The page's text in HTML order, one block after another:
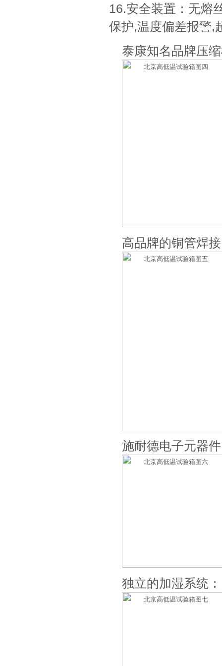
16.安全装置：无熔
保护,温度偏差报警,
泰康知名品牌压
高品牌的铜管焊接
施耐德电子元器
独立的加湿系统：